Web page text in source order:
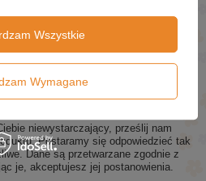
Przechowywać w miejscu
pokojowej, poza
niewystarczający, prześlij nam
Postaramy się odpowiedzieć tak
Dane są przetwarzane zgodnie z
je, akceptujesz jej postanowienia.
Wymagane
Wszystkie